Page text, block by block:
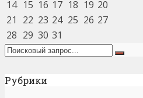
14 15 16 17 18 19 20
21
22 23 24 25 26 27
28 29 30 31
Рубрики